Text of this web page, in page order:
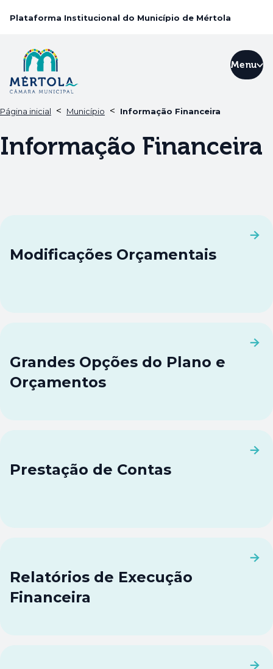
Plataforma Institucional do Município de Mértola
Menu
Página inicial < Município < Informação Financeira
Informação Financeira
Modificações Orçamentais
Grandes Opções do Plano e
Orçamentos
Prestação de Contas
Relatórios de Execução
Financeira